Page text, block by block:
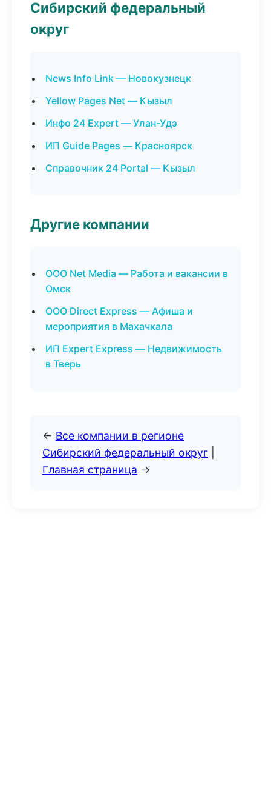
Сибирский федеральный
округ
News Info Link — Новокузнецк
Yellow Pages Net — Кызыл
Инфо 24 Expert — Улан-Удэ
ИП Guide Pages — Красноярск
Справочник 24 Portal — Кызыл
Другие компании
ООО Net Media — Работа и вакансии в
Омск
ООО Direct Express — Афиша и
мероприятия в Махачкала
ИП Expert Express — Недвижимость
в Тверь
← Все компании в регионе
Сибирский федеральный округ
Главная страница →